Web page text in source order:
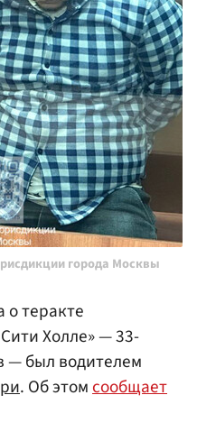
города Москвы
о теракте
Холле» — 33-
— был водителем
. Об этомсообщает